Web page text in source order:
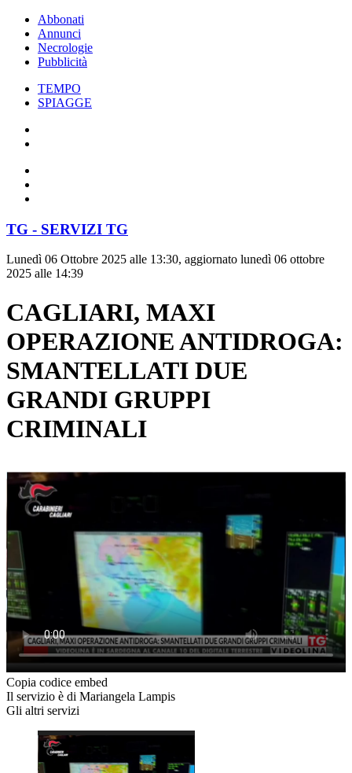
Abbonati
Annunci
Necrologie
Pubblicità
TEMPO
SPIAGGE
TG - SERVIZI TG
Lunedì 06 Ottobre 2025 alle 13:30, aggiornato lunedì 06 ottobre
2025 alle 14:39
CAGLIARI, MAXI
OPERAZIONE ANTIDROGA:
SMANTELLATI DUE
GRANDI GRUPPI
CRIMINALI
Copia codice embed
Il servizio è di Mariangela Lampis
Gli altri servizi